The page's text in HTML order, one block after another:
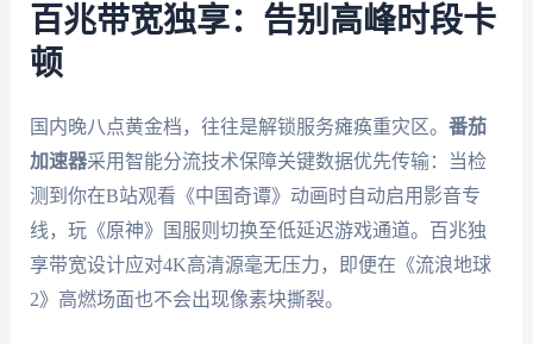
百兆带宽独享：告别高峰时段卡
顿
国内晚八点黄金档，往往是解锁服务瘫痪重灾区。 番茄
加速器采用智能分流技术保障关键数据优先传输：当检
测到你在B站观看《中国奇谭》动画时自动启用影音专
线，玩《原神》国服则切换至低延迟游戏通道。百兆独
享带宽设计应对4K高清源毫无压力，即便在《流浪地球
2》高燃场面也不会出现像素块撕裂。